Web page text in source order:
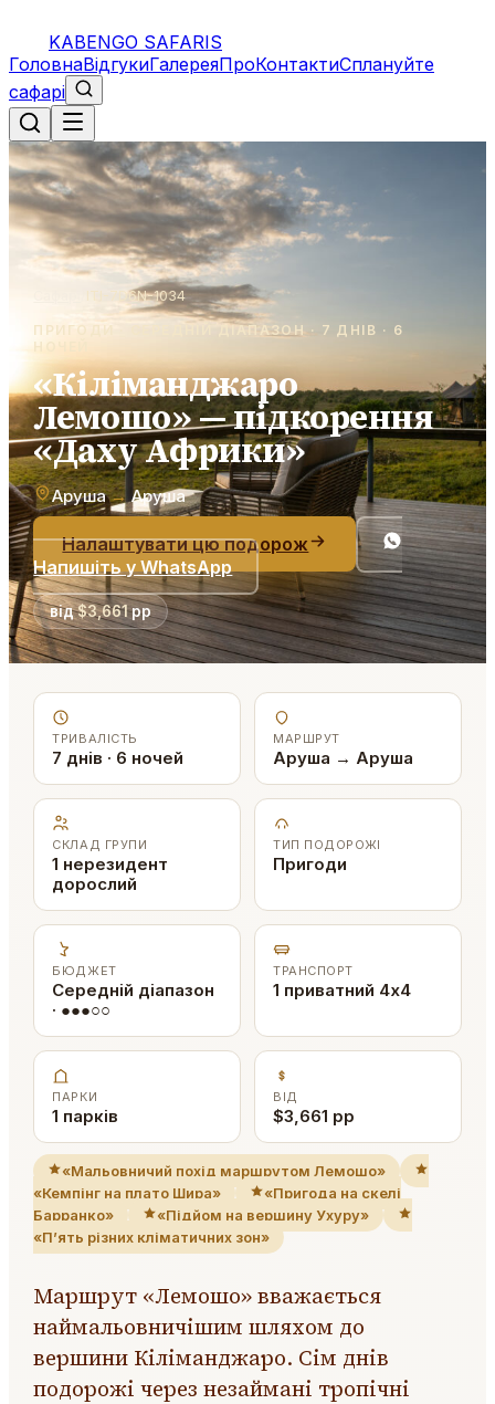
KABENGO SAFARIS
ГоловнаВідгукиГалереяПроКонтактиСплануйте
сафарі
ITI-7D6N-1034
ПРИГОДИ · СЕРЕДНІЙ ДІАПАЗОН · 7 ДНІВ · 6
НОЧЕЙ
«Кіліманджаро
Лемошо» — підкорення
«Даху Африки»
Аруша → Аруша
Налаштувати цю подорож
Напишіть у WhatsApp
від$3,661pp
ТРИВАЛІСТЬ
7 днів · 6 ночей
МАРШРУТ
Аруша → Аруша
СКЛАД ГРУПИ
1 нерезидент
дорослий
ТИП ПОДОРОЖІ
Пригоди
БЮДЖЕТ
Середній діапазон
· ●●●○○
ТРАНСПОРТ
1 приватний 4x4
ПАРКИ
1 парків
ВІД
$3,661 pp
«Мальовничий похід маршрутом Лемошо»
«Кемпінг на плато Шира»
«Пригода на скелі
Барранко»
«Підйом на вершину Ухуру»
«П’ять різних кліматичних зон»
Маршрут «Лемошо» вважається
наймальовничішим шляхом до
вершини Кіліманджаро. Сім днів
подорожі через незаймані тропічні